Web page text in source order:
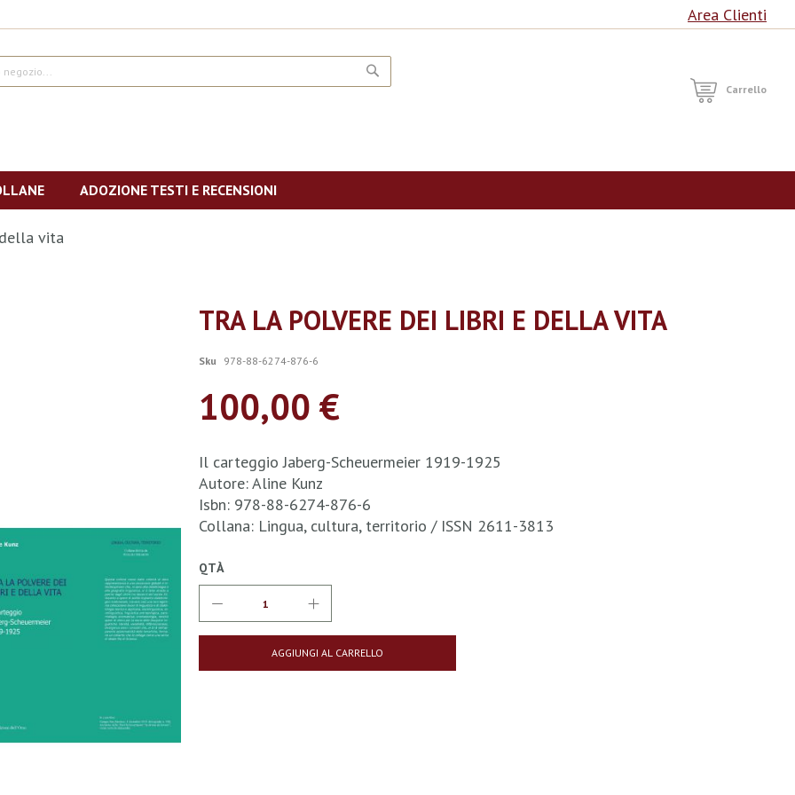
Area Clienti
Carrello
ADOZIONE TESTI E RECENSIONI
vita
TRA LA POLVERE DEI LIBRI E DELLA VITA
Sku 978-88-6274-876-6
100,00 €
Il carteggio Jaberg-Scheuermeier 1919-1925
Autore: Aline Kunz
Isbn: 978-88-6274-876-6
Collana: Lingua, cultura, territorio / ISSN 2611-3813
QTÀ
AGGIUNGI AL CARRELLO